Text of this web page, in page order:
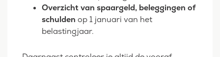
Overzicht van spaargeld, beleggingen of
schulden op 1 januari van het
belastingjaar.